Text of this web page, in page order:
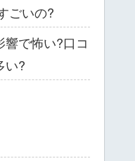
ごいの?
で怖い?口コ
い?